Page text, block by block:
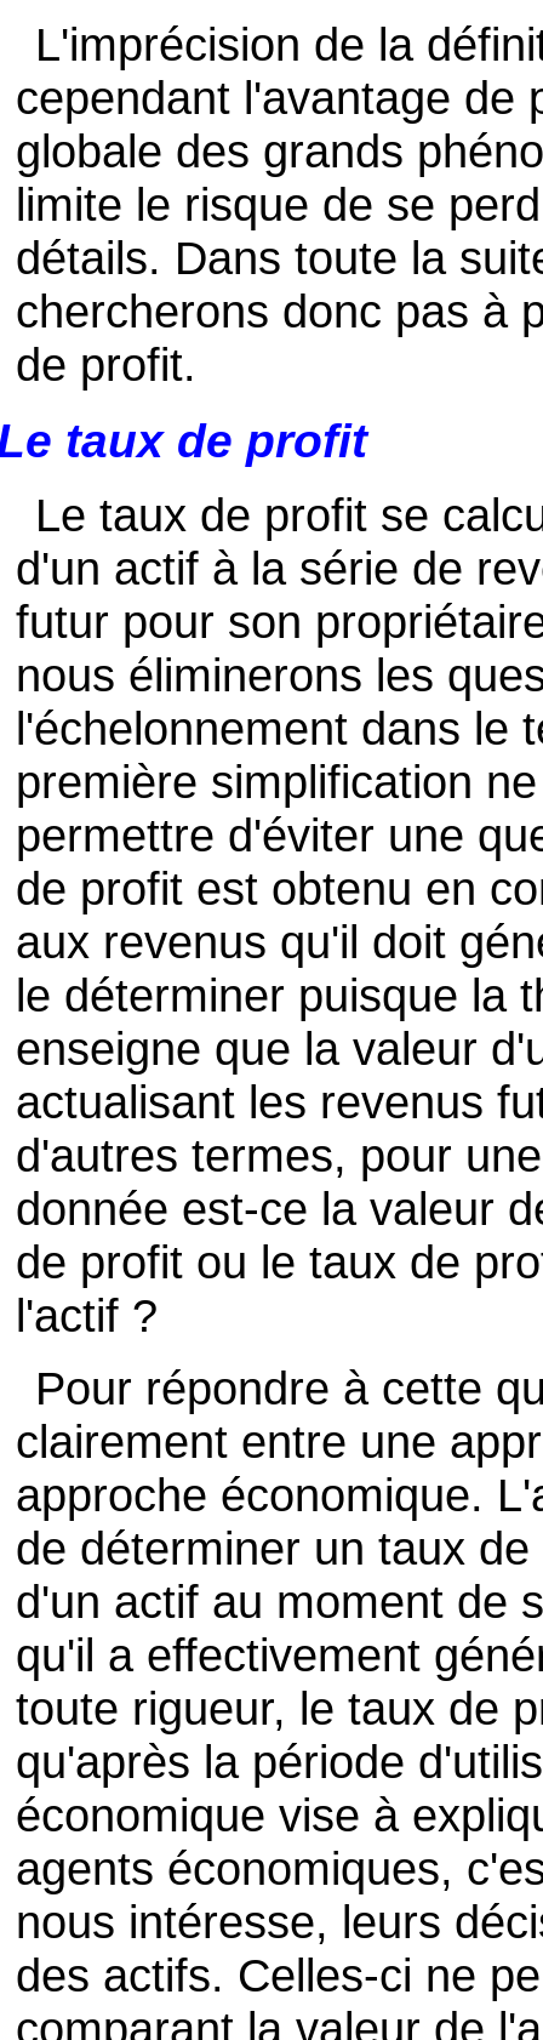
L'imprécision de la
cependant l'avantage de
globale des grands
limite le risque de se
détails. Dans toute la
chercherons donc pas à
de profit.
taux de profit
Le taux de profit se
d'un actif à la série de
futur pour son
nous éliminerons les
l'échelonnement dans le
première simplification
permettre d'éviter une
de profit est obtenu en
aux revenus qu'il doit
le déterminer puisque la
enseigne que la valeur
actualisant les revenus
d'autres termes, pour
donnée est-ce la valeur
de profit ou le taux de
l'actif ?
Pour répondre à cette
clairement entre une
approche économique.
de déterminer un taux
d'un actif au moment de
qu'il a effectivement
toute rigueur, le taux de
qu'après la période
économique vise à
agents économiques,
nous intéresse, leurs
des actifs. Celles-ci ne
comparant la valeur de